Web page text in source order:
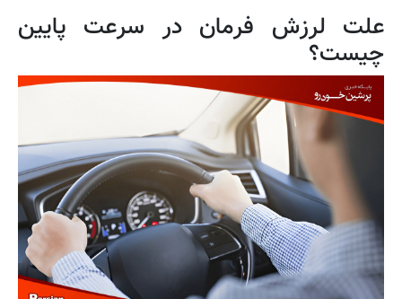
علت لرزش فرمان در سرعت پایین
چیست؟